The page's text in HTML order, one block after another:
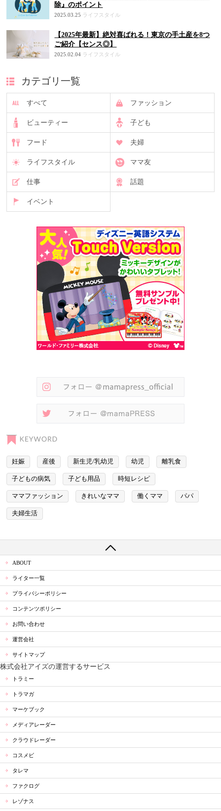
除』のポイント
2025.03.25 ライフスタイル
【2025年最新】絶対喜ばれる！東京の手土産を8つ
ご紹介【センス◎】
2025.02.04 ライフスタイル
カテゴリ一覧
すべて ファッション
ビューティー 子ども
フード 夫婦
ライフスタイル ママ友
仕事 話題
イベント
妊娠 産後 新生児/乳幼児 幼児 離乳食
子どもの病気 子ども用品 時短レシピ
ママファッション きれいなママ 働くママ パパ
夫婦生活
ABOUT
ライター一覧
プライバシーポリシー
コンテンツポリシー
お問い合わせ
運営会社
サイトマップ
株式会社アイズの運営するサービス
トラミー
トラマガ
マーケブック
メディアレーダー
クラウドレーダー
コスメビ
タレマ
ファクログ
レゾナス